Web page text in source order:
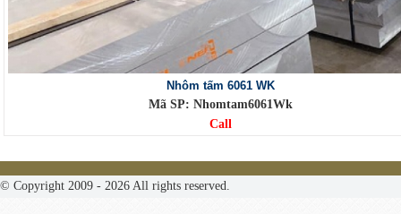
Nhôm tấm 6061 WK
Mã SP: Nhomtam6061Wk
Call
© Copyright 2009 - 2026 All rights reserved.